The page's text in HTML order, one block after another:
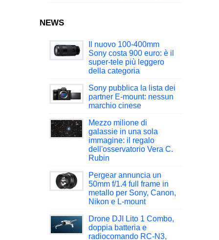
NEWS
Il nuovo 100-400mm
Sony costa 900 euro: è il
super-tele più leggero
della categoria
Sony pubblica la lista dei
partner E-mount: nessun
marchio cinese
Mezzo milione di
galassie in una sola
immagine: il regalo
dell'osservatorio Vera C.
Rubin
Pergear annuncia un
50mm f/1.4 full frame in
metallo per Sony, Canon,
Nikon e L-mount
Drone DJI Lito 1 Combo,
doppia batteria e
radiocomando RC-N3,